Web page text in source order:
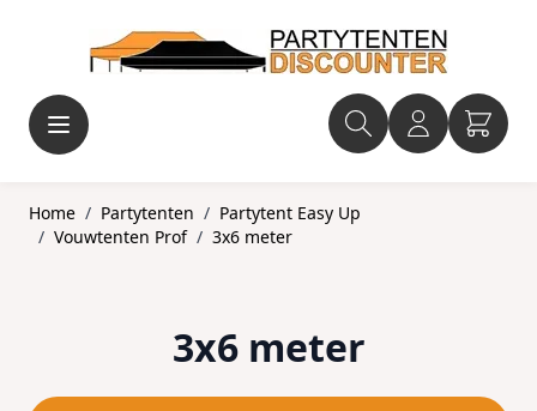
Home / Partytenten / Partytent Easy Up
/ Vouwtenten Prof / 3x6 meter
3x6 meter